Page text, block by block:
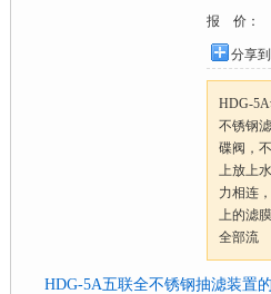
报 价：
分享
HDG-
不锈钢
碟阀，
上放上
力相连
上的滤
全部流
HDG-5A五联全不锈钢抽滤装置